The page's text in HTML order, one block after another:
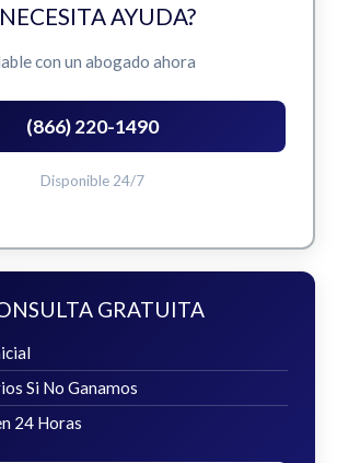
AYUDA?
con un abogado ahora
(866) 220-1490
Disponible 24/7
GRATUITA
Si No Ganamos
24 Horas